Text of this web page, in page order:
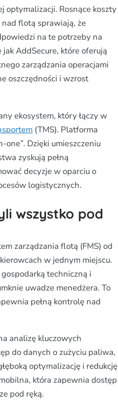
optymalizacji. Rosnące koszty
flotą sprawiają, że
na te potrzeby na
jak AddSecure, które oferują
zarządzania operacjami
oszczędności i wzrost
ekosystem, który łączy w
(TMS). Platforma
one”. Dzięki umieszczeniu
zyskują pełną
decyzje w oparciu o
logistycznych.
wszystko pod
zarządzania flotą (FMS) od
w jednym miejscu.
techniczną i
uwadze menedżera. To
pełną kontrolę nad
analizę kluczowych
do danych o zużyciu paliwa,
optymalizację i redukcję
która zapewnia dostęp
pod ręką.